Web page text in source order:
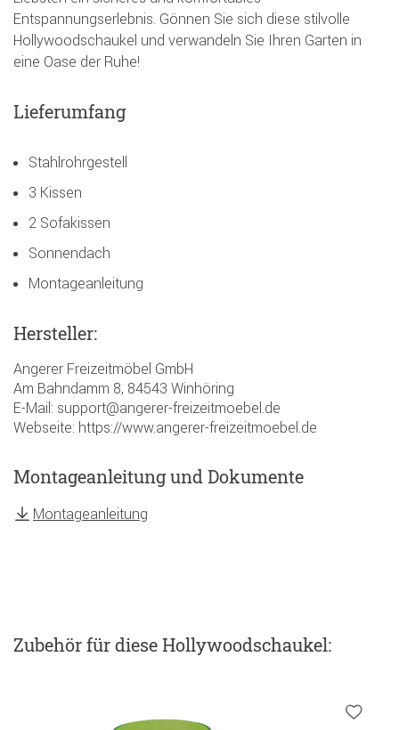
Entspannungserlebnis. Gönnen Sie sich diese stilvolle
Hollywoodschaukel und verwandeln Sie Ihren Garten in
eine Oase der Ruhe!
Lieferumfang
Stahlrohrgestell
3 Kissen
2 Sofakissen
Sonnendach
Montageanleitung
Hersteller:
Angerer Freizeitmöbel GmbH
Am Bahndamm 8, 84543 Winhöring
E-Mail: support@angerer-freizeitmoebel.de
Webseite: https://www.angerer-freizeitmoebel.de
Montageanleitung und Dokumente
Montageanleitung
Zubehörfür diese Hollywoodschaukel: